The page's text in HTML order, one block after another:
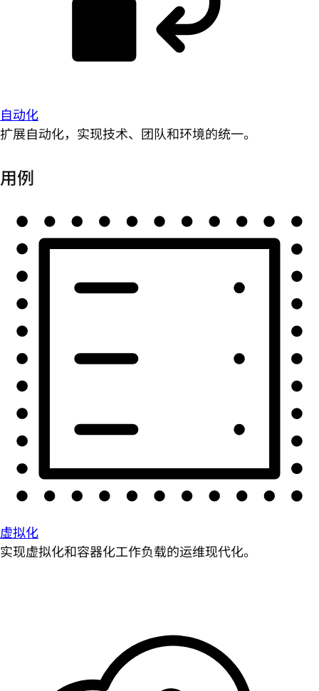
自动化
扩展自动化，实现技术、团队和环境的统一。
用例
虚拟化
实现虚拟化和容器化工作负载的运维现代化。